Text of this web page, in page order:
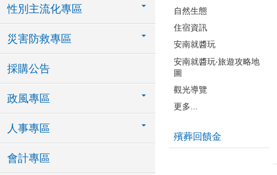
性別主流化專區
災害防救專區
採購公告
政風專區
人事專區
會計專區
自然生態
住宿資訊
安南就醬玩
安南就醬玩‧旅遊攻略地
圖
觀光導覽
更多...
殯葬回饋金